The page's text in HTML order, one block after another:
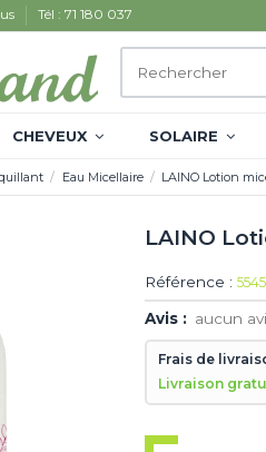
Tél : 71 180 037
CHEVEUX SOLAIRE
Eau Micellaire LAINO Lotion
LAINO
Référence : 5545
Avis : aucun
Frais de
Livraison